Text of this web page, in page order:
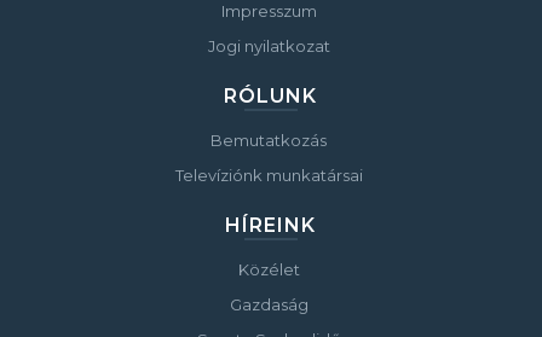
Impresszum
Jogi nyilatkozat
RÓLUNK
Bemutatkozás
Televíziónk munkatársai
HÍREINK
Közélet
Gazdaság